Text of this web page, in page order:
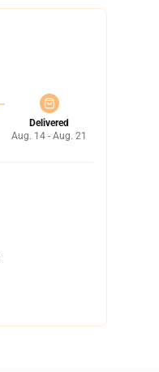
Delivered
Aug. 14 - Aug. 21